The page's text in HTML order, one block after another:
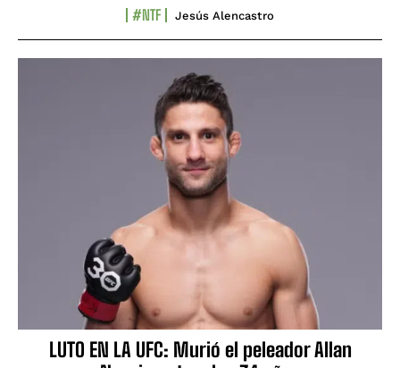
#NTF Jesús Alencastro
LUTO EN LA UFC: Murió el peleador Allan